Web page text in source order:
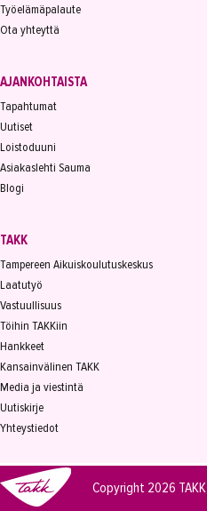
Työelämäpalaute
Ota yhteyttä
AJANKOHTAISTA
Tapahtumat
Uutiset
Loistoduuni
Asiakaslehti Sauma
Blogi
TAKK
Tampereen Aikuiskoulutuskeskus
Laatutyö
Vastuullisuus
Töihin TAKKiin
Hankkeet
Kansainvälinen TAKK
Media ja viestintä
Uutiskirje
Yhteystiedot
Copyright 2026 TAKK